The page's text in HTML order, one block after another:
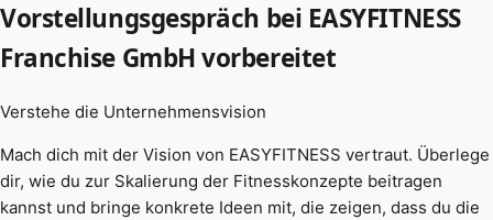
Vorstellungsgespräch bei EASYFITNESS
Franchise GmbH vorbereitet
Verstehe die Unternehmensvision
Mach dich mit der Vision von EASYFITNESS vertraut. Überlege
dir, wie du zur Skalierung der Fitnesskonzepte beitragen
kannst und bringe konkrete Ideen mit, die zeigen, dass du die